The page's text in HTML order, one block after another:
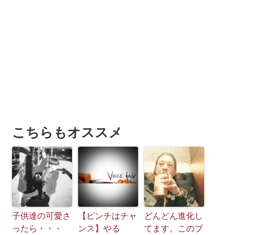
こちらもオススメ
子供達の可愛さ
ったら・・・
【ピンチはチャ
ンス】やる
どんどん進化し
てます。このブ